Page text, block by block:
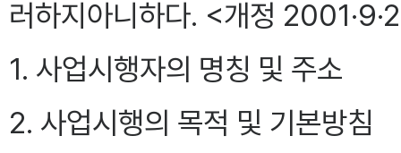
러하지아니하다. <개정
1. 사업시행자의 명칭 및 주소
2. 사업시행의 목적 및 기본방침